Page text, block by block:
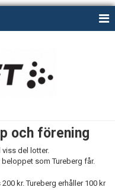
och förening
del lotter.
beloppet som Tureberg får.
kr. Tureberg erhåller 100 kr